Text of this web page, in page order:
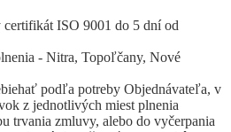
ISO 9001 do 5 dní od
- Nitra, Topoľčany, Nové
podľa potreby Objednávateľa, v
z jednotlivých miest plnenia
trvania zmluvy, alebo do vyčerpania